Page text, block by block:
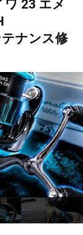
23 エメ
ナンス修